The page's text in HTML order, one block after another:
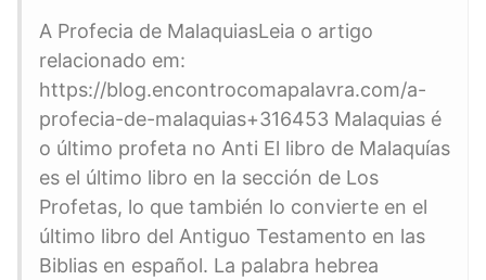
A Profecia de MalaquiasLeia o artigo
relacionado em:
https://blog.encontrocomapalavra.com/a-
profecia-de-malaquias+316453 Malaquias é
o último profeta no Anti El libro de Malaquías
es el último libro en la sección de Los
Profetas, lo que también lo convierte en el
último libro del Antiguo Testamento en las
Biblias en español. La palabra hebrea